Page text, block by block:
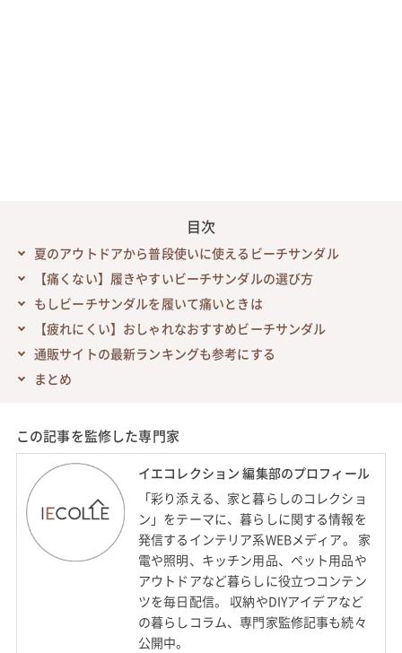
目次
夏のアウトドアから普段使いに使えるビーチサンダル
【痛くない】履きやすいビーチサンダルの選び方
もしビーチサンダルを履いて痛いときは
【疲れにくい】おしゃれなおすすめビーチサンダル
通販サイトの最新ランキングも参考にする
まとめ
この記事を監修した専門家
イエコレクション 編集部のプロフィール
「彩り添える、家と暮らしのコレクショ
ン」をテーマに、暮らしに関する情報を
発信するインテリア系WEBメディア。 家
電や照明、キッチン用品、ペット用品や
アウトドアなど暮らしに役立つコンテン
ツを毎日配信。 収納やDIYアイデアなど
の暮らしコラム、専門家監修記事も続々
公開中。